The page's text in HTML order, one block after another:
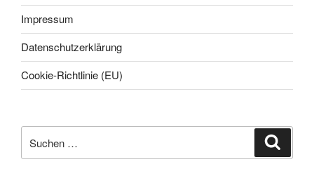
Impressum
Datenschutzerklärung
Cookie-Richtlinie (EU)
nach: